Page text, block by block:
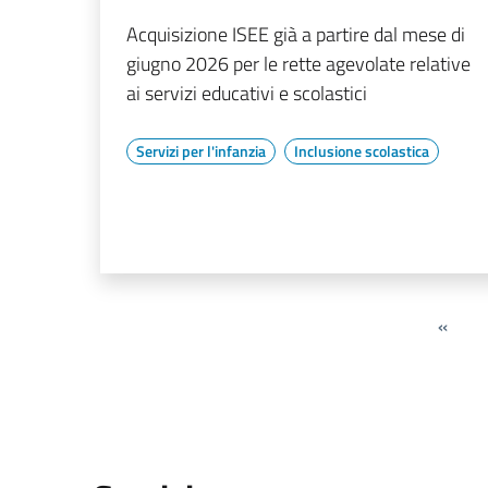
Acquisizione ISEE già a partire dal mese di
giugno 2026 per le rette agevolate relative
ai servizi educativi e scolastici
Servizi per l'infanzia Inclusione scolastica
«